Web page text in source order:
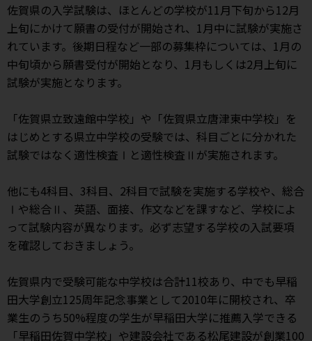
佐賀県の入学試験は、ほとんどの学校が11月下旬から12月
上旬にかけて願書の受付が開始され、1月中に試験が実施さ
れています。後期日程など一部の募集枠については、1月の
中旬頃から願書受付が開始となり、1月もしくは2月上旬に
試験が実施となります。
「佐賀県立致遠館中学校」や「佐賀県立唐津東中学校」を
はじめとする県立中学校の受験では、科目ごとに分かれた
試験ではなく適性検査Ⅰと適性検査Ⅱが実施されます。
他にも4科目、3科目、2科目で試験を実施する学校や、総合
Ⅰや総合Ⅱ、英語、面接、作文などを課すなど、学校によ
って試験内容が異なります。必ず志望する学校の入試要項
を確認しておきましょう。
佐賀県内で受験可能な中学校は合計11校あり、中でも早稲
田大学創立125周年記念事業として2010年に開校され、卒
業生のうち50%程度の学生が早稲田大学に推薦入学できる
「早稲田佐賀中学校」や建設会社である松尾建設が創業100